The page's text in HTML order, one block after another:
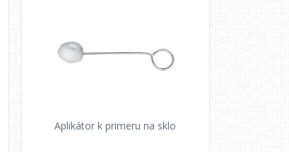
Aplikátor k primeru na sklo